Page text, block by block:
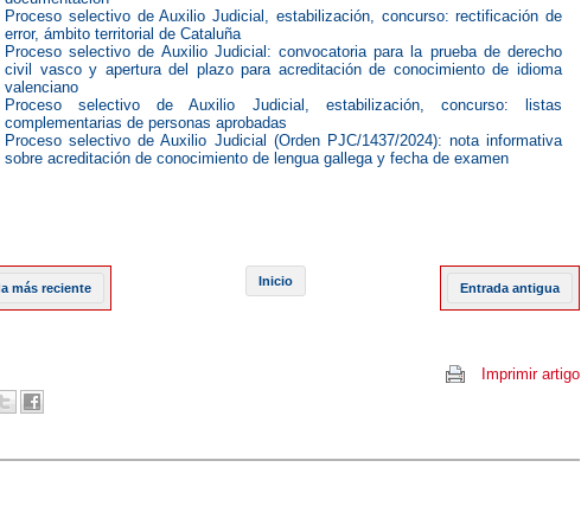
Proceso selectivo de Auxilio Judicial, estabilización, concurso: rectificación de
error, ámbito territorial de Cataluña
Proceso selectivo de Auxilio Judicial: convocatoria para la prueba de derecho
civil vasco y apertura del plazo para acreditación de conocimiento de idioma
valenciano
Proceso selectivo de Auxilio Judicial, estabilización, concurso: listas
complementarias de personas aprobadas
Proceso selectivo de Auxilio Judicial (Orden PJC/1437/2024): nota informativa
sobre acreditación de conocimiento de lengua gallega y fecha de examen
más reciente Entrada antigua
Inicio
Imprimir artigo